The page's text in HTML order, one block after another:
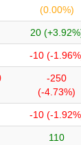
(0.00%)
20
-10 (-
-250
(-4.73%)
-10 (-
110